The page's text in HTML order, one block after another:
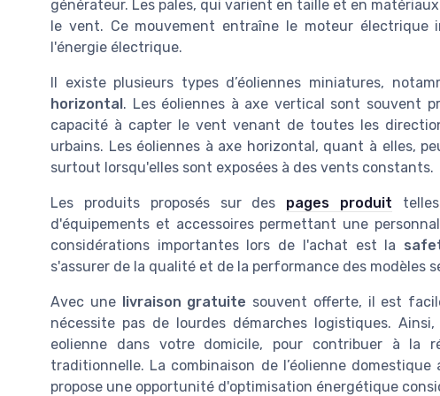
générateur. Les pales, qui varient en taille et en
le vent. Ce mouvement entraîne le moteur électrique
l'énergie électrique.
Il existe plusieurs types d’éoliennes miniatures,
horizontal. Les éoliennes à axe vertical sont souvent
capacité à capter le vent venant de toutes les
urbains. Les éoliennes à axe horizontal, quant à elles,
surtout lorsqu'elles sont exposées à des vents constants.
Les produits proposés sur des pages produit
d'équipements et accessoires permettant une
considérations importantes lors de l'achat est la
s'assurer de la qualité et de la performance des modèles
Avec une livraison gratuite souvent offerte, il est
nécessite pas de lourdes démarches logistiques.
eolienne dans votre domicile, pour contribuer à la
traditionnelle. La combinaison de l’éolienne
propose une opportunité d'optimisation énergétique